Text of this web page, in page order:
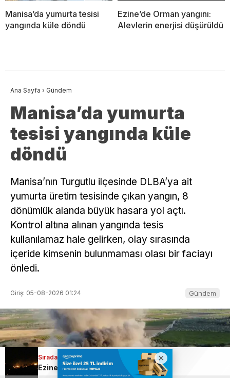
Manisa’da yumurta tesisi
yangında küle döndü
Ezine’de Orman yangını:
Alevlerin enerjisi düşürüldü
Ana Sayfa › Gündem
Manisa’da yumurta
tesisi yangında küle
döndü
Manisa’nın Turgutlu ilçesinde DLBA’ya ait
yumurta üretim tesisinde çıkan yangın, 8
dönümlük alanda büyük hasara yol açtı.
Kontrol altına alınan yangında tesis
kullanılamaz hale gelirken, olay sırasında
içeride kimsenin bulunmaması olası bir faciayı
önledi.
Giriş: 05-08-2026 01:24 Gündem
Sıradaki Haber
Ezine’de Orman yangını: Alevlerin enerjisi düşürüldü